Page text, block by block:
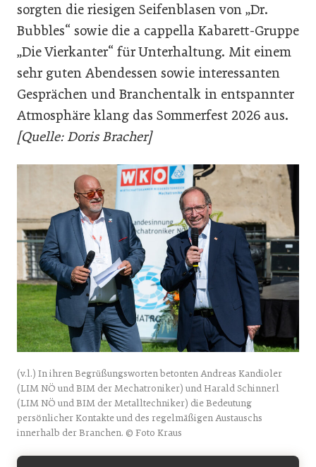
sorgten die riesigen Seifenblasen von „Dr.
Bubbles“ sowie die a cappella Kabarett-Gruppe
„Die Vierkanter“ für Unterhaltung. Mit einem
sehr guten Abendessen sowie interessanten
Gesprächen und Branchentalk in entspannter
Atmosphäre klang das Sommerfest 2026 aus.
[Quelle: Doris Bracher]
(v.l.) In ihren Begrüßungsworten betonten Andreas Kandioler
(LIM NÖ und BIM der Mechatroniker) und Harald Schinnerl
(LIM NÖ und BIM der Metalltechniker) die Bedeutung
persönlicher Kontakte und des regelmäßigen Austauschs
innerhalb der Branchen. © Foto Kraus